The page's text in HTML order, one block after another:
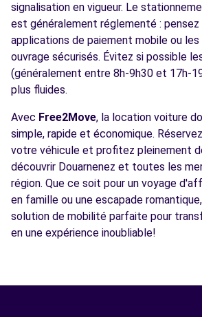
signalisation en vigueur. Le
est généralement réglementé : pensez
applications de paiement mobile ou les
ouvrage sécurisés. Évitez si possible
(généralement entre 8h-9h30 et 17h-
plus fluides.
Avec Free2Move, la location voiture
simple, rapide et économique.
votre véhicule et profitez pleinement
découvrir Douarnenez et toutes les
région. Que ce soit pour un voyage
en famille ou une escapade
solution de mobilité parfaite pour
en une expérience inoubliable!